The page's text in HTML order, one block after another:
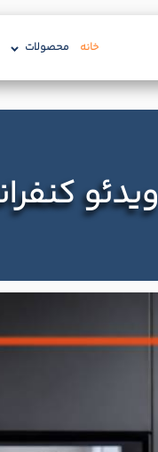
خانه محصولات
ویدئو